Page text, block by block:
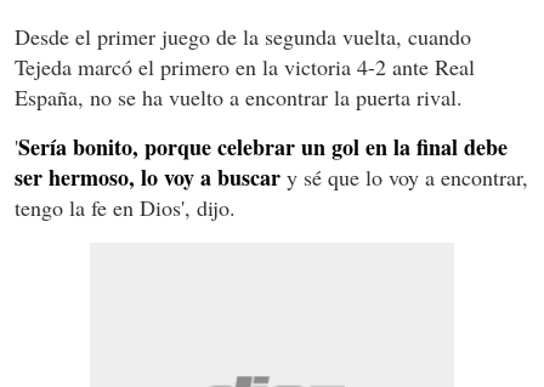
Desde el primer juego de la segunda vuelta, cuando
Tejeda marcó el primero en la victoria 4-2 ante Real
España, no se ha vuelto a encontrar la puerta rival.
'Sería bonito, porque celebrar un gol en la final debe
ser hermoso, lo voy a buscar y sé que lo voy a encontrar,
tengo la fe en Dios', dijo.